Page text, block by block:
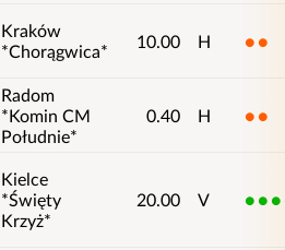
Kraków
*Chorągwica*
10.00 H 2
Radom
*Komin CM
Południe*
0.40 H 2
Kielce
*Święty
Krzyż*
20.00 V 5